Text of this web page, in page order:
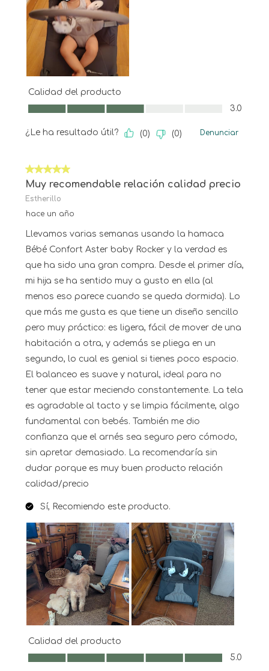
Calidad del producto
Calidad del producto, 3.0 de 5
3.0
¿Le ha resultado útil? (0) (0) Denunciar
5 de 5 estrellas.
Muy recomendable relación calidad precio
Estherillo
hace un año
Llevamos varias semanas usando la hamaca
Bébé Confort Aster baby Rocker y la verdad es
que ha sido una gran compra. Desde el primer día,
mi hija se ha sentido muy a gusto en ella (al
menos eso parece cuando se queda dormida). Lo
que más me gusta es que tiene un diseño sencillo
pero muy práctico: es ligera, fácil de mover de una
habitación a otra, y además se pliega en un
segundo, lo cual es genial si tienes poco espacio.
El balanceo es suave y natural, ideal para no
tener que estar meciendo constantemente. La tela
es agradable al tacto y se limpia fácilmente, algo
fundamental con bebés. También me dio
confianza que el arnés sea seguro pero cómodo,
sin apretar demasiado. La recomendaría sin
dudar porque es muy buen producto relación
calidad/precio
Sí, Recomiendo este producto.
Calidad del producto
Calidad del producto, 5.0 de 5
5.0